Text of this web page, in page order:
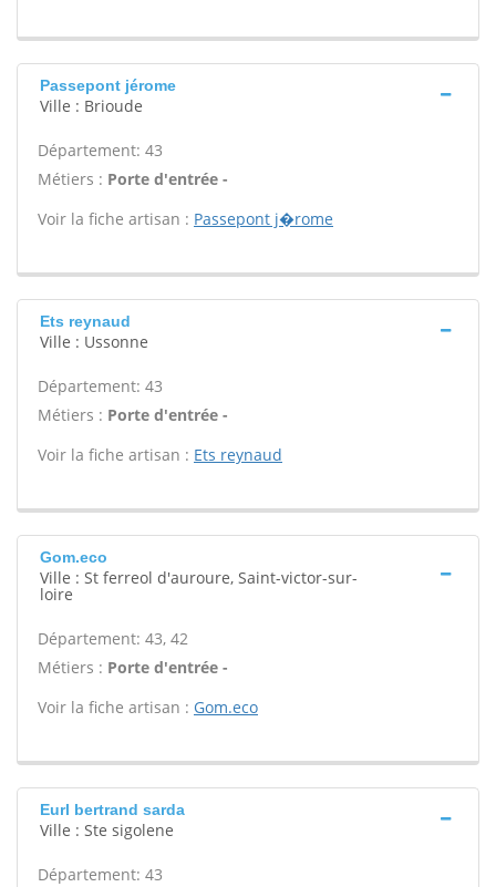
Passepont jérome
Ville : Brioude
Département: 43
Métiers : Porte d'entrée -
Voir la fiche artisan : Passepont j�rome
Ets reynaud
Ville : Ussonne
Département: 43
Métiers : Porte d'entrée -
Voir la fiche artisan : Ets reynaud
Gom.eco
Ville : St ferreol d'auroure, Saint-victor-sur-
loire
Département: 43, 42
Métiers : Porte d'entrée -
Voir la fiche artisan : Gom.eco
Eurl bertrand sarda
Ville : Ste sigolene
Département: 43